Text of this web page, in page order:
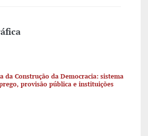
da Construção da Democracia: sistema
provisão pública e instituições